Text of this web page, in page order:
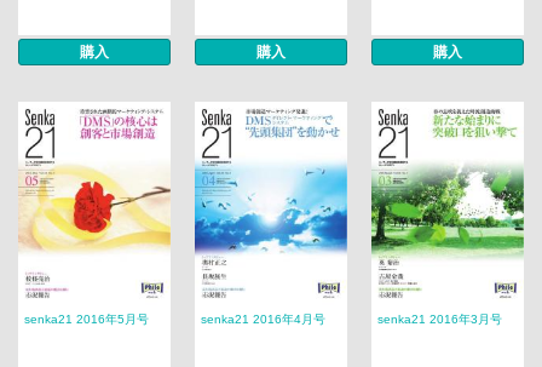
購入 購入 購入
senka21 2016年5月号 senka21 2016年4月号 senka21 2016年3月号